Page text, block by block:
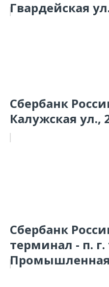
Гвардейская
Сбербанк
Калужская ул.,
Сбербанк
терминал - п.
Промышленная